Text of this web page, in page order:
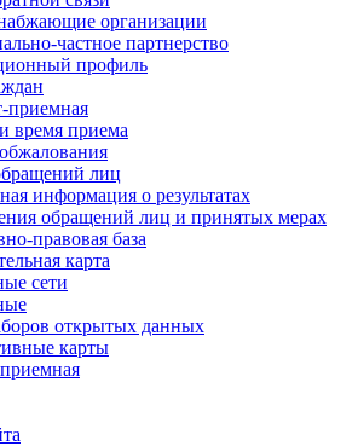
организации
частное партнерство
профиль
приемная
время приема
лиц
информация о результатах
обращений лиц и принятых мерах
правовая база
карта
сети
открытых данных
карты